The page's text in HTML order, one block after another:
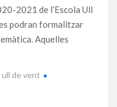
2021 de l’Escola Ull
podran formalitzar
Aquelles
ull de vent